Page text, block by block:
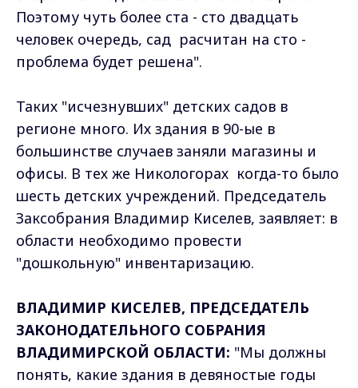
Поэтому чуть более ста - сто двадцать
человек очередь, сад расчитан на сто -
проблема будет решена".
Таких "исчезнувших" детских садов в
регионе много. Их здания в 90-ые в
большинстве случаев заняли магазины и
офисы. В тех же Никологорах когда-то было
шесть детских учреждений. Председатель
Заксобрания Владимир Киселев, заявляет: в
области необходимо провести
"дошкольную" инвентаризацию.
ВЛАДИМИР КИСЕЛЕВ, ПРЕДСЕДАТЕЛЬ
ЗАКОНОДАТЕЛЬНОГО СОБРАНИЯ
ВЛАДИМИРСКОЙ ОБЛАСТИ: "Мы должны
понять, какие здания в девяностые годы